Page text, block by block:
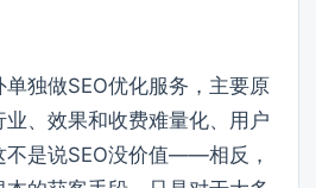
独做SEO优化服务，主要原
、效果和收费难量化、用户
不是说SEO没价值——相反，